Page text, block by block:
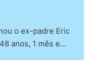
o ex-padre Eric
anos, 1 mês e…